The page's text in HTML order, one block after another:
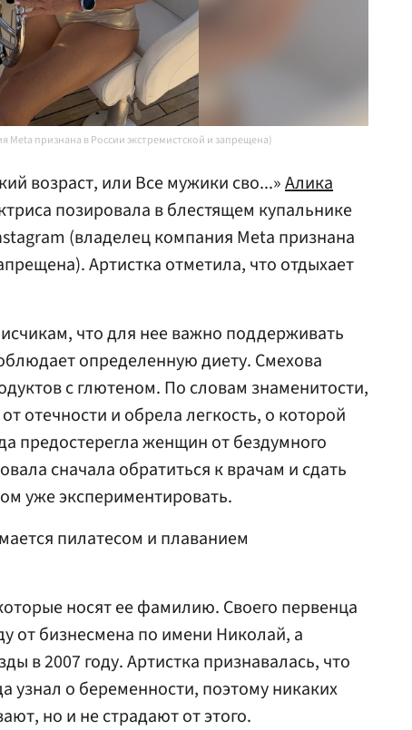
признана в России экстремистской и запрещена)
возраст, или Все мужики сво...»Алика
позировала в блестящем купальнике
(владелец компания Meta признана
Артистка отметила, что отдыхает
что для нее важно поддерживать
определенную диету. Смехова
с глютеном. По словам знаменитости,
отечности и обрела легкость, о которой
предостерегла женщин от бездумного
сначала обратиться к врачам и сдать
уже экспериментировать.
пилатесом и плаванием
носят ее фамилию. Своего первенца
от бизнесмена по имени Николай, а
в 2007 году. Артистка признавалась, что
узнал о беременности, поэтому никаких
но и не страдают от этого.